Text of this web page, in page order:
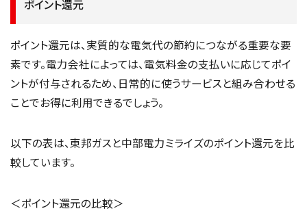
ポイント還元
ポイント還元は、実質的な電気代の節約につながる重要な要
素です。電力会社によっては、電気料金の支払いに応じてポイ
ントが付与されるため、日常的に使うサービスと組み合わせる
ことでお得に利用できるでしょう。
以下の表は、東邦ガスと中部電力ミライズのポイント還元を比
較しています。
＜ポイント還元の比較＞